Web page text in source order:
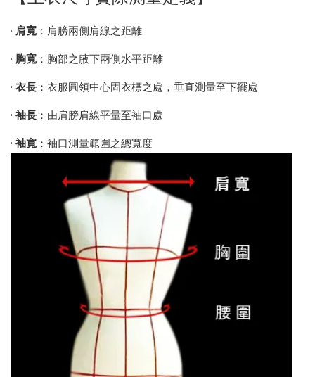
• 肩寬 ：肩膀兩側肩線之距離
• 胸寬 ：胸部之腋下兩側水平距離
• 衣長 ：衣服圓領中心固衣標之處，垂直測量至下擺處
• 袖長 ：由肩膀肩線平量至袖口處
• 袖寬 ：袖口測量範圍之總寬度